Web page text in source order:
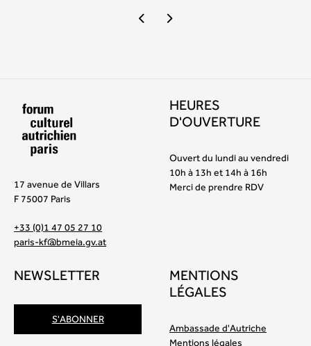
17 avenue de Villars
F 75007 Paris
+33 (0)1 47 05 27 10
paris-kf@bmeia.gv.at
HEURES
D'OUVERTURE
Ouvert du lundi au vendredi
10h à 13h et 14h à 16h
Merci de prendre RDV
NEWSLETTER
S'ABONNER
MENTIONS
LÉGALES
Ambassade d'Autriche
Mentions légales